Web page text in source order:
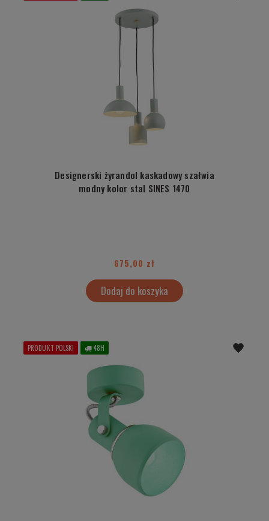
Designerski żyrandol kaskadowy szałwia
modny kolor stal SINES 1470
675,00 zł
Dodaj do koszyka
PRODUKT POLSKI 48H